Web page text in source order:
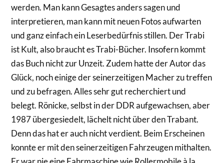
werden. Man kann Gesagtes anders sagen und
interpretieren, man kann mit neuen Fotos aufwarten
und ganz einfach ein Leserbedürfnis stillen. Der Trabi
ist Kult, also braucht es Trabi-Bücher. Insofern kommt
das Buch nicht zur Unzeit. Zudem hatte der Autor das
Glück, noch einige der seinerzeitigen Macher zu treffen
und zu befragen. Alles sehr gut recherchiert und
belegt. Rönicke, selbst in der DDR aufgewachsen, aber
1987 übergesiedelt, lächelt nicht über den Trabant.
Denn das hat er auch nicht verdient. Beim Erscheinen
konnte er mit den seinerzeitigen Fahrzeugen mithalten.